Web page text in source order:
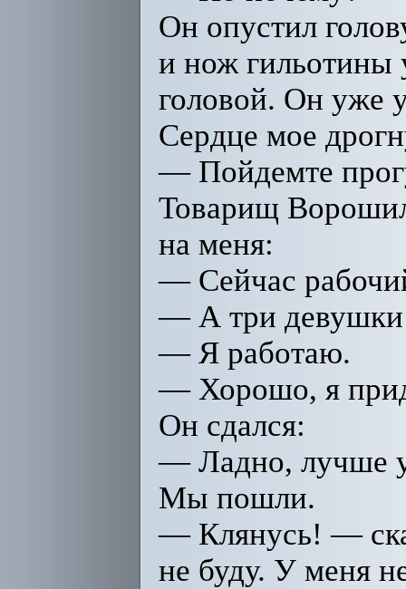
Он опустил
и нож гильотины
головой. Он уже
Сердце мое
— Пойдемте
Товарищ
на меня:
— Сейчас
— А три девушки
— Я работаю.
— Хорошо, я
Он сдался:
— Ладно, лучше
Мы пошли.
— Клянусь! —
не буду. У меня